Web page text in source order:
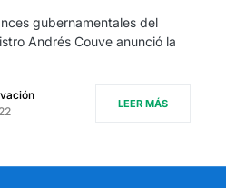
gubernamentales del
Andrés Couve anunció la
LEER MÁS